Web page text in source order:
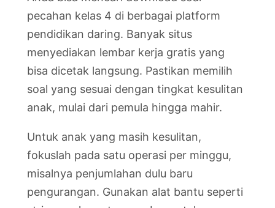
pecahan kelas 4 di berbagai platform
pendidikan daring. Banyak situs
menyediakan lembar kerja gratis yang
bisa dicetak langsung. Pastikan memilih
soal yang sesuai dengan tingkat kesulitan
anak, mulai dari pemula hingga mahir.
Untuk anak yang masih kesulitan,
fokuslah pada satu operasi per minggu,
misalnya penjumlahan dulu baru
pengurangan. Gunakan alat bantu seperti